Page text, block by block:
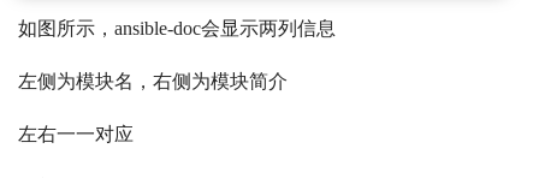
如图所示，ansible-doc会显示两列信息
左侧为模块名，右侧为模块简介
左右一一对应